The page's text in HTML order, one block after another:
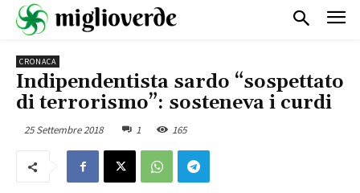
CRONACA
Indipendentista sardo “sospettato
di terrorismo”: sosteneva i curdi
25 Settembre 2018 1 165